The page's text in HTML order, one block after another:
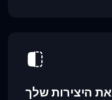
היצירות שלך